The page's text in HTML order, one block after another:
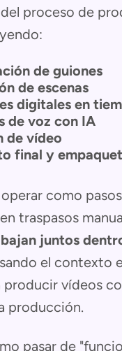
proceso de
de guiones
de escenas
digitales en
de voz con IA
de vídeo
final y
como
traspasos
juntos
el contexto
producir vídeos
producción.
pasar de